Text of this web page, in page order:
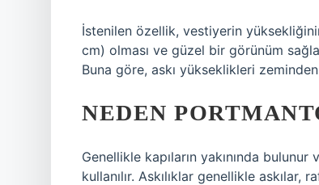
İstenilen özellik, vestiyerin
cm) olması ve güzel bir görünüm
Buna göre, askı yükseklikleri
NEDEN
Genellikle kapıların yakınında
kullanılır. Askılıklar genellikle